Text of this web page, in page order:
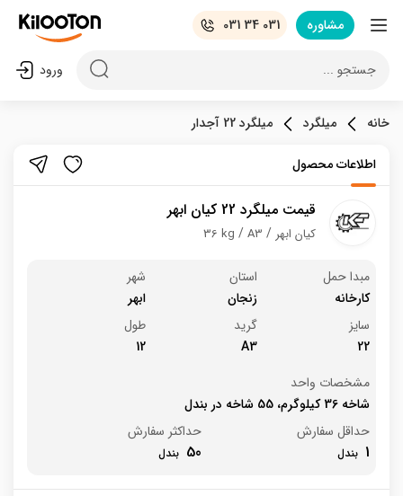
مشاوره 031 34 031
جستجو ... ورود
خانه میلگرد میلگرد 22 آجدار
اطلاعات محصول
قیمت میلگرد 22 کیان ابهر
36 kg A3 کیان ابهر
مبدا حمل
کارخانه
استان
زنجان
شهر
ابهر
سایز
22
گرید
A3
طول
12
مشخصات واحد
شاخه 36 کیلوگرم، 55 شاخه در بندل
حداقل سفارش
1
حداکثر سفارش
50